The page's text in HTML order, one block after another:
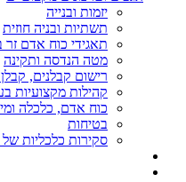
יזמות ובנייה
תשתיות ובניה חוזית
תאגידי כוח אדם זר
מטה הנדסה ותקינה
רישום קבלנים,
קהילות מקצועיות
כוח אדם, כלכלה
בטיחות
סקירות כלכליות